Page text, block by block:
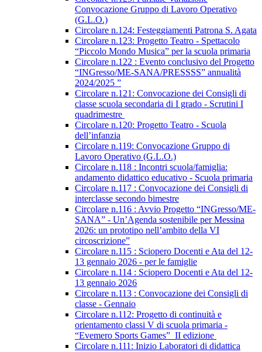
Convocazione Gruppo di Lavoro Operativo
(G.L.O.)
Circolare n.124: Festeggiamenti Patrona S. Agata
Circolare n.123: Progetto Teatro - Spettacolo
“Piccolo Mondo Musica” per la scuola primaria
Circolare n.122 : Evento conclusivo del Progetto
“INGresso/ME-SANA/PRESSSS” annualità
2024/2025 ”
Circolare n.121: Convocazione dei Consigli di
classe scuola secondaria di I grado - Scrutini I
quadrimestre
Circolare n.120: Progetto Teatro - Scuola
dell’infanzia
Circolare n.119: Convocazione Gruppo di
Lavoro Operativo (G.L.O.)
Circolare n.118 : Incontri scuola/famiglia:
andamento didattico educativo - Scuola primaria
Circolare n.117 : Convocazione dei Consigli di
interclasse secondo bimestre
Circolare n.116 : Avvio Progetto “INGresso/ME-
SANA” - Un’Agenda sostenibile per Messina
2026: un prototipo nell’ambito della VI
circoscrizione”
Circolare n.115 : Sciopero Docenti e Ata del 12-
13 gennaio 2026 - per le famiglie
Circolare n.114 : Sciopero Docenti e Ata del 12-
13 gennaio 2026
Circolare n.113 : Convocazione dei Consigli di
classe - Gennaio
Circolare n.112: Progetto di continuità e
orientamento classi V di scuola primaria -
“Evemero Sports Games” II edizione
Circolare n.111: Inizio Laboratori di didattica